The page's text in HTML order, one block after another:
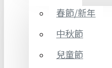
春節/新年
中秋節
兒童節